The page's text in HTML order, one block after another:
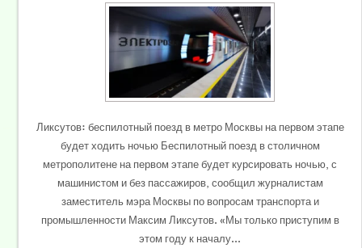
Ликсутов: беспилотный поезд в метро Москвы на первом этапе
будет ходить ночью Беспилотный поезд в столичном
метрополитене на первом этапе будет курсировать ночью, с
машинистом и без пассажиров, сообщил журналистам
заместитель мэра Москвы по вопросам транспорта и
промышленности Максим Ликсутов. «Мы только приступим в
этом году к началу...